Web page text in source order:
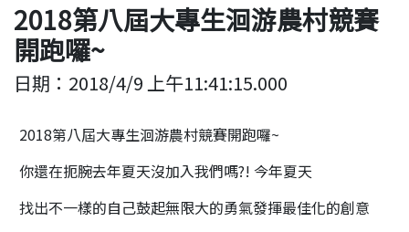
2018第八屆大專生洄游農村競賽
開跑囉~
日期： 2018/4/9 上午11:41:15.000
2018第八屆大專生洄游農村競賽開跑囉~
你還在扼腕去年夏天沒加入我們嗎?! 今年夏天
找出不一樣的自己鼓起無限大的勇氣發揮最佳化的創意